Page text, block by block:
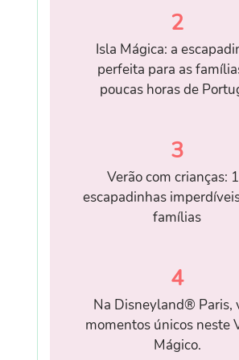
2
Isla Mágica: a
perfeita para as
poucas horas de
3
Verão com crianças:
escapadinhas
famílias
4
Na Disneyland® Paris,
momentos únicos neste
Mágico.